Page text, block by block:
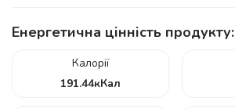
Енергетична цінність продукту:
Калорії
191.44кКал